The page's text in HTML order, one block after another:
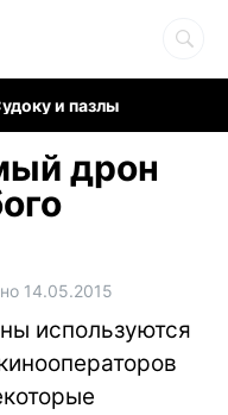
и пазлы
дрон
14.05.2015
используются